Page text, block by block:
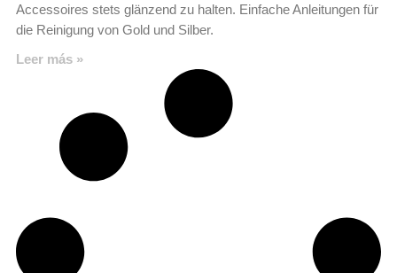
Accessoires stets glänzend zu halten. Einfache Anleitungen für
die Reinigung von Gold und Silber.
Leer más »